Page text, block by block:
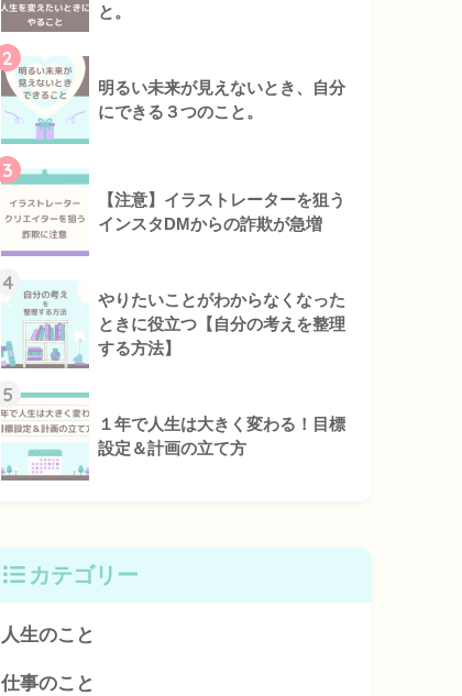
と。
2
明るい未来が見えないとき、自分
にできる３つのこと。
3
【注意】イラストレーターを狙う
インスタDMからの詐欺が急増
4
やりたいことがわからなくなった
ときに役立つ【自分の考えを整理
する方法】
5
１年で人生は大きく変わる！目標
設定＆計画の立て方
カテゴリー
人生のこと
仕事のこと